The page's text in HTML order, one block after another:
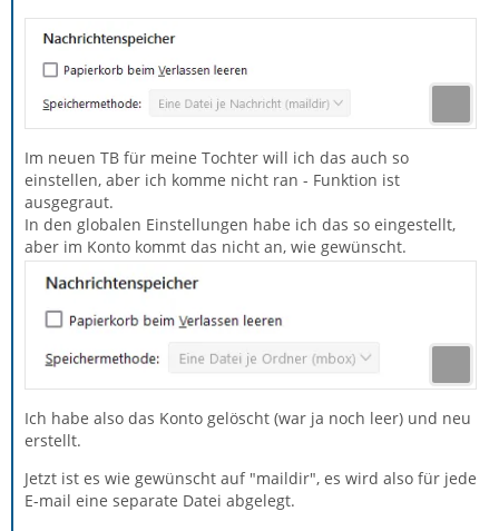
Im neuen TB für meine Tochter will ich das auch so
einstellen, aber ich komme nicht ran - Funktion ist
ausgegraut.
In den globalen Einstellungen habe ich das so eingestellt,
aber im Konto kommt das nicht an, wie gewünscht.
Ich habe also das Konto gelöscht (war ja noch leer) und neu
erstellt.
Jetzt ist es wie gewünscht auf "maildir", es wird also für jede
E-mail eine separate Datei abgelegt.